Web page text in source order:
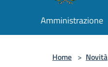
Amministrazione
Home > Novità